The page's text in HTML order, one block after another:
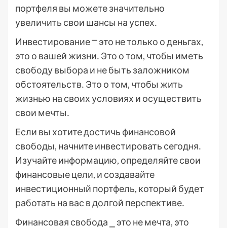
портфеля вы можете значительно
увеличить свои шансы на успех․
Инвестирование ⎻ это не только о деньгах,
это о вашей жизни․ Это о том, чтобы иметь
свободу выбора и не быть заложником
обстоятельств․ Это о том, чтобы жить
жизнью на своих условиях и осуществить
свои мечты․
Если вы хотите достичь финансовой
свободы, начните инвестировать сегодня․
Изучайте информацию, определяйте свои
финансовые цели, и создавайте
инвестиционный портфель, который будет
работать на вас в долгой перспективе․
Финансовая свобода ⎯ это не мечта, это